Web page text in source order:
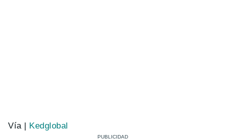
Vía | Kedglobal